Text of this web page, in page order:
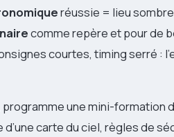
réussie = lieu
comme repère et pour de
courtes, timing serré :
programme une mini-formation
carte du ciel, règles de